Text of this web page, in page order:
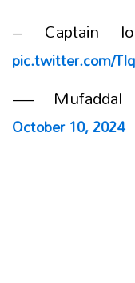
– Captain
pic.twitter.com/
— Mufaddal
October 10, 2024